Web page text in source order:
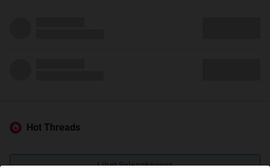
Hot Threads
Lihat Selengkapnya